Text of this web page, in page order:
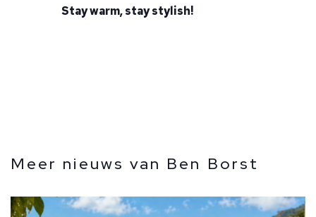
Stay warm, stay stylish!
Meer nieuws van Ben Borst